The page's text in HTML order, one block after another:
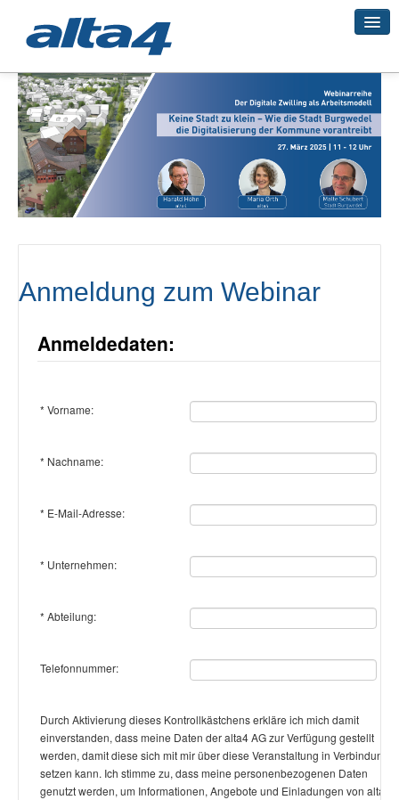
Geo-Systeme
Academy
Smart City
alta4 im Überblick
Anmeldung zum Webinar
Anmeldedaten:
* Vorname:
* Nachname:
* E-Mail-Adresse:
* Unternehmen:
* Abteilung:
Telefonnummer:
Durch Aktivierung dieses Kontrollkästchens erkläre ich mich damit
einverstanden, dass meine Daten der alta4 AG zur Verfügung gestellt
werden, damit diese sich mit mir über diese Veranstaltung in Verbindung
setzen kann. Ich stimme zu, dass meine personenbezogenen Daten
genutzt werden, um Informationen, Angebote und Einladungen von alta4